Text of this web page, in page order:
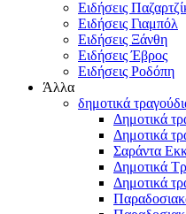
Ειδήσεις
Ειδήσεις Γιαμπόλ
Ειδήσεις Ξάνθη
Ειδήσεις Έβρος
Ειδήσεις Ροδόπη
Άλλα
δημοτικά
Δημοτικά
Δημοτικά
Σαράντα
Δημοτικά
Δημοτικά